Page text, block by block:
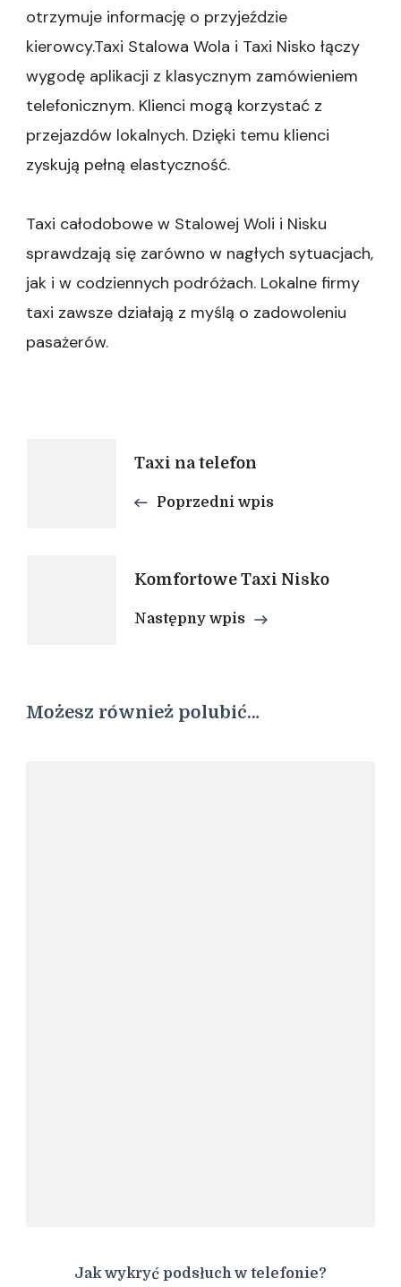
otrzymuje informację o przyjeździe
kierowcy.Taxi Stalowa Wola i Taxi Nisko łączy
wygodę aplikacji z klasycznym zamówieniem
telefonicznym. Klienci mogą korzystać z
przejazdów lokalnych. Dzięki temu klienci
zyskują pełną elastyczność.
Taxi całodobowe w Stalowej Woli i Nisku
sprawdzają się zarówno w nagłych sytuacjach,
jak i w codziennych podróżach. Lokalne firmy
taxi zawsze działają z myślą o zadowoleniu
pasażerów.
Nawigacja
wpisu
Taxi na telefon
Poprzedni wpis
Komfortowe Taxi Nisko
Następny wpis
Możesz również polubić…
Jak wykryć podsłuch w telefonie?